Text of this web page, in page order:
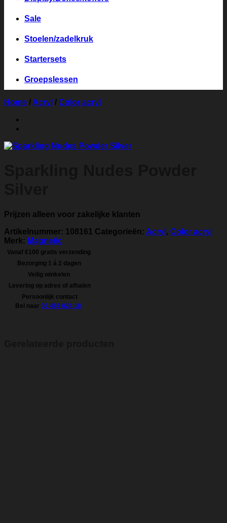
Sale
Stoelen/zadelkruk
Startersets
Groepslessen
Home / Acryl / Color acryl
Prijzen alleen voor zakelijke klanten
Artikelnummer: 108161 Categorieën: Acryl , Color acryl
Merk: Magnetic
Vanaf €100 gratis verzending
Bezorging 1 á 2 dagen
Veilig winkelen
Levering op adres of afhalen
Persoonlijk contact
Bel naar 06 484 024 18